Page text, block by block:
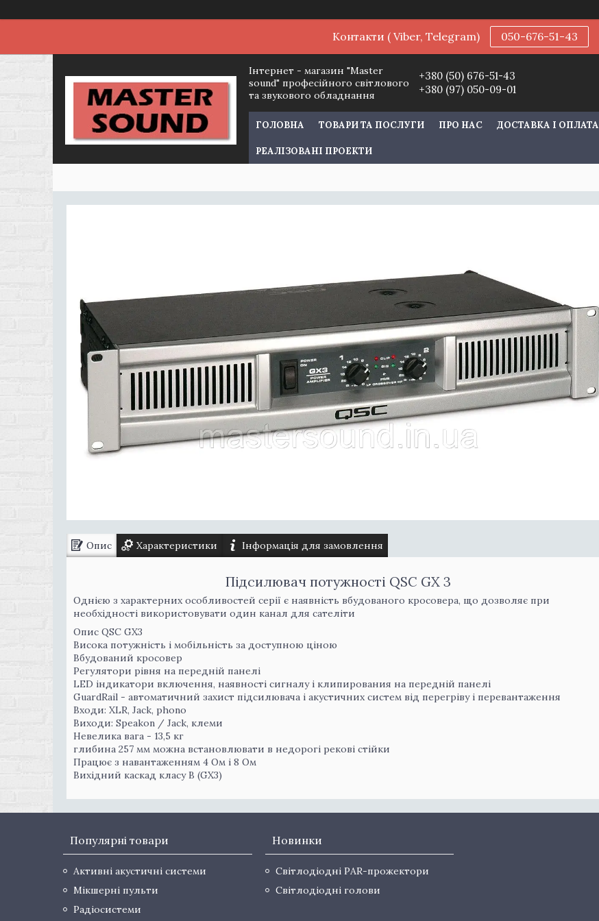
Контакти ( Viber, Telegram) 050-676-51-43
Інтернет - магазин "Master
sound" професійного світлового
та звукового обладнання
+380 (50) 676-51-43
+380 (97) 050-09-01
ГОЛОВНА ТОВАРИ ТА ПОСЛУГИ ПРО НАС ДОСТАВКА І ОПЛАТА
РЕАЛІЗОВАНІ ПРОЕКТИ
Опис Характеристики Інформація для замовлення
Підсилювач потужності QSC GX 3
Однією з характерних особливостей серії є наявність вбудованого кросовера, що дозволяє при
необхідності використовувати один канал для сателіти
Опис QSC GX3
Висока потужність і мобільність за доступною ціною
Вбудований кросовер
Регулятори рівня на передній панелі
LED індикатори включення, наявності сигналу і клипирования на передній панелі
GuardRail - автоматичний захист підсилювача і акустичних систем від перегріву і перевантаження
Входи: XLR, Jack, phono
Виходи: Speakon / Jack, клеми
Невелика вага - 13,5 кг
глибина 257 мм можна встановлювати в недорогі рекові стійки
Працює з навантаженням 4 Ом і 8 Ом
Вихідний каскад класу B (GX3)
Популярні товари
Активні акустичні системи
Мікшерні пульти
Радіосистеми
Новинки
Світлодіодні PAR-прожектори
Світлодіодні голови